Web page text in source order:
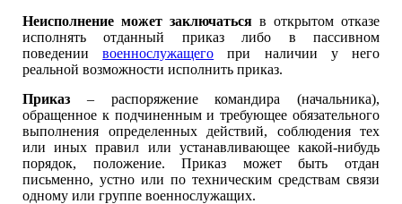
Неисполнение может заключаться в открытом отказе
исполнять отданный приказ либо в пассивном
поведениивоеннослужащего при наличии у него
реальной возможности исполнить приказ.
Приказ – распоряжение командира (начальника),
обращенное к подчиненным и требующее обязательного
выполнения определенных действий, соблюдения тех
или иных правил или устанавливающее какой-нибудь
порядок, положение. Приказ может быть отдан
письменно, устно или по техническим средствам связи
одному или группе военнослужащих.